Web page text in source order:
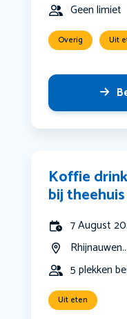
Geen limiet
Overig Uit
Koffie
bij
7 August
Rhijnauwen...
5 plekken
Uit eten